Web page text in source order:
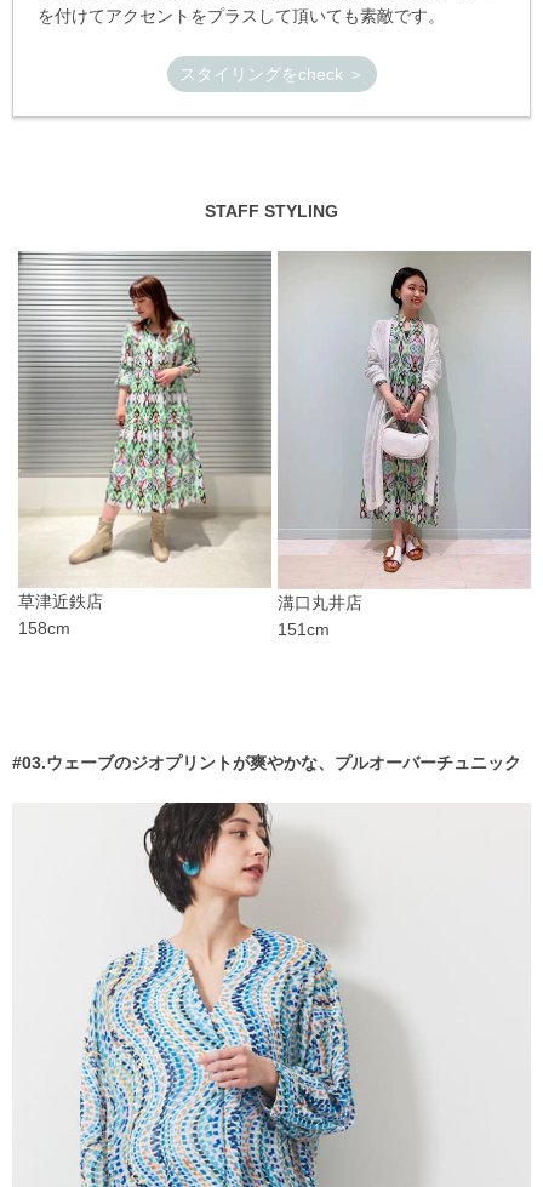
を付けてアクセントをプラスして頂いても素敵です。
スタイリングをcheck ＞
STAFF STYLING
草津近鉄店
158cm
溝口丸井店
151cm
#03.ウェーブのジオプリントが爽やかな、プルオーバーチュニック